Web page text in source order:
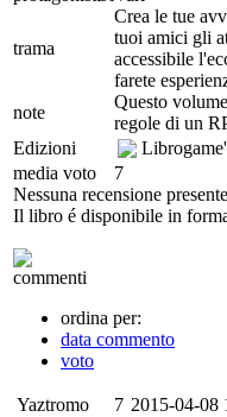
trama
Crea le tue
tuoi amici gli
accessibile
farete
note
Questo
regole di un
Edizioni
media voto
7
Nessuna recensione
Il libro é disponibile in
commenti
ordina per:
data commento
voto
Yaztromo 7 2015-04-08